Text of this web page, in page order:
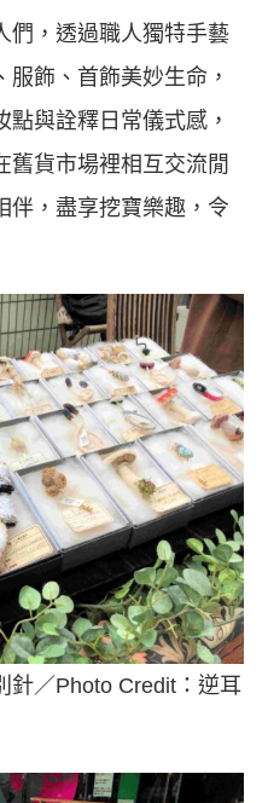
們，透過職人獨特手藝
飾、首飾美妙生命，
與詮釋日常儀式感，
舊貨市場裡相互交流閒
伴，盡享挖寶樂趣，令
針／Photo Credit：逆耳